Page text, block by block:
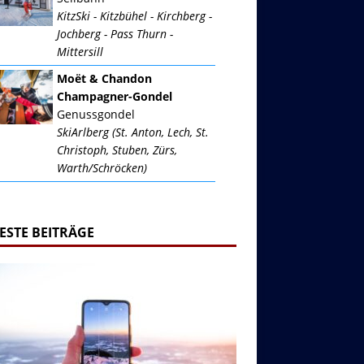
KitzSki - Kitzbühel - Kirchberg -
Jochberg - Pass Thurn -
Mittersill
Moët & Chandon
Champagner-Gondel
Genussgondel
SkiArlberg (St. Anton, Lech, St.
Christoph, Stuben, Zürs,
Warth/Schröcken)
BEITRÄGE